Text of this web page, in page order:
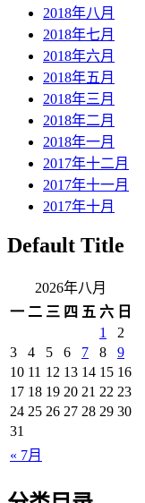
2018年八月
2018年七月
2018年六月
2018年五月
2018年三月
2018年二月
2018年一月
2017年十二月
2017年十一月
2017年十月
Default Title
2026年八月
一 二 三 四 五 六 日
« 7月
1
2
3
4 5 6 7 8
9
10 11 12 13 14 15 16
17 18 19 20 21 22 23
24 25 26 27 28 29 30
31